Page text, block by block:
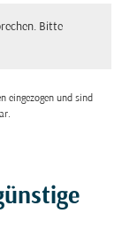
Bitte
eingezogen und sind